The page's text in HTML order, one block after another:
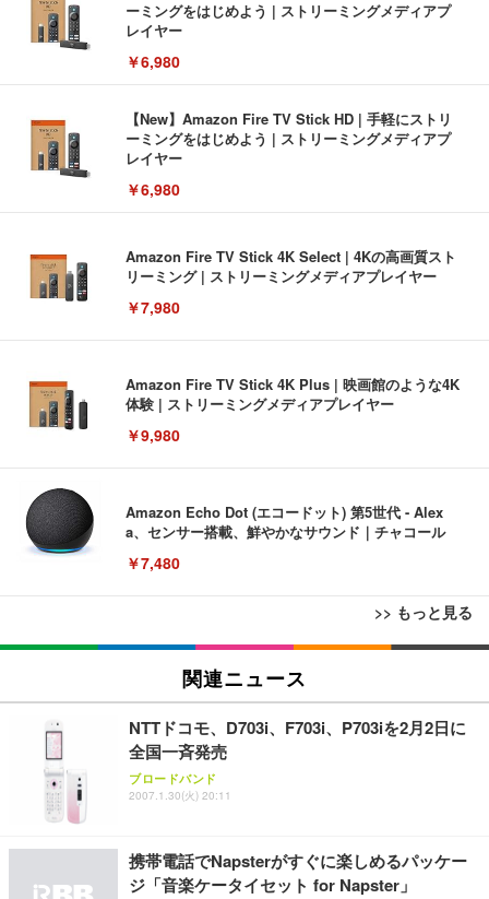
ーミングをはじめよう | ストリーミングメディアプ
レイヤー
￥6,980
【New】Amazon Fire TV Stick HD | 手軽にストリ
ーミングをはじめよう | ストリーミングメディアプ
レイヤー
￥6,980
Amazon Fire TV Stick 4K Select | 4Kの高画質スト
リーミング | ストリーミングメディアプレイヤー
￥7,980
Amazon Fire TV Stick 4K Plus | 映画館のような4K
体験 | ストリーミングメディアプレイヤー
￥9,980
Amazon Echo Dot (エコードット) 第5世代 - Alex
a、センサー搭載、鮮やかなサウンド｜チャコール
￥7,480
>> もっと見る
[EdoErgo] オフィスチェア 椅子 テレワーク 疲れな
い 跳ね上げ式アームレスト コンパクト 約105度ロッ
キング pc 事務椅子 360度回転 座面昇降 強化ナイロ
(黒網+黒枠+黒足)
￥5,699
SIHOO B100 オフィスチェア／デスクチェア メッシ
EIZO ビジネス向けプレミアムモニター | FlexScan
EV3240X-WT | 31.5型4K UHD・USB Type-C・ホワ
￥105,595
EIZO ビジネス向けプレミアムモニター | FlexScan
EV2740X-WT | 27.0型4K UHD・USB Type-C・ホワ
￥109,572
Amazonベーシック ペットシーツ 薄型 レギュラー 1
回使い捨て 無香料 ホワイト 300枚
￥3,373
Amazonベーシック ペットシーツ 厚型 ワイド 42枚
関連ニュース
NTTドコモ、D703i、F703i、P703iを2月2日に
全国一斉発売
ブロードバンド
2007.1.30(火) 20:11
携帯電話でNapsterがすぐに楽しめるパッケー
ジ「音楽ケータイセット for Napster」